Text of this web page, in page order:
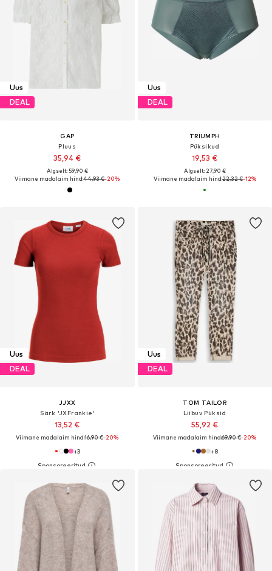
Uus
DEAL
GAP
Pluus
35,94 €
Algselt: 59,90 €
Viimane madalaim hind:44,93 €-20%
Uus
DEAL
TRIUMPH
Püksikud
19,53 €
Algselt: 27,90 €
Viimane madalaim hind:22,32 €-12%
Uus
DEAL
JJXX
Särk 'JXFrankie'
13,52 €
Viimane madalaim hind:16,90 €-20%
+3
Uus
DEAL
TOM TAILOR
Liibuv Püksid
55,92 €
Viimane madalaim hind:69,90 €-20%
+8